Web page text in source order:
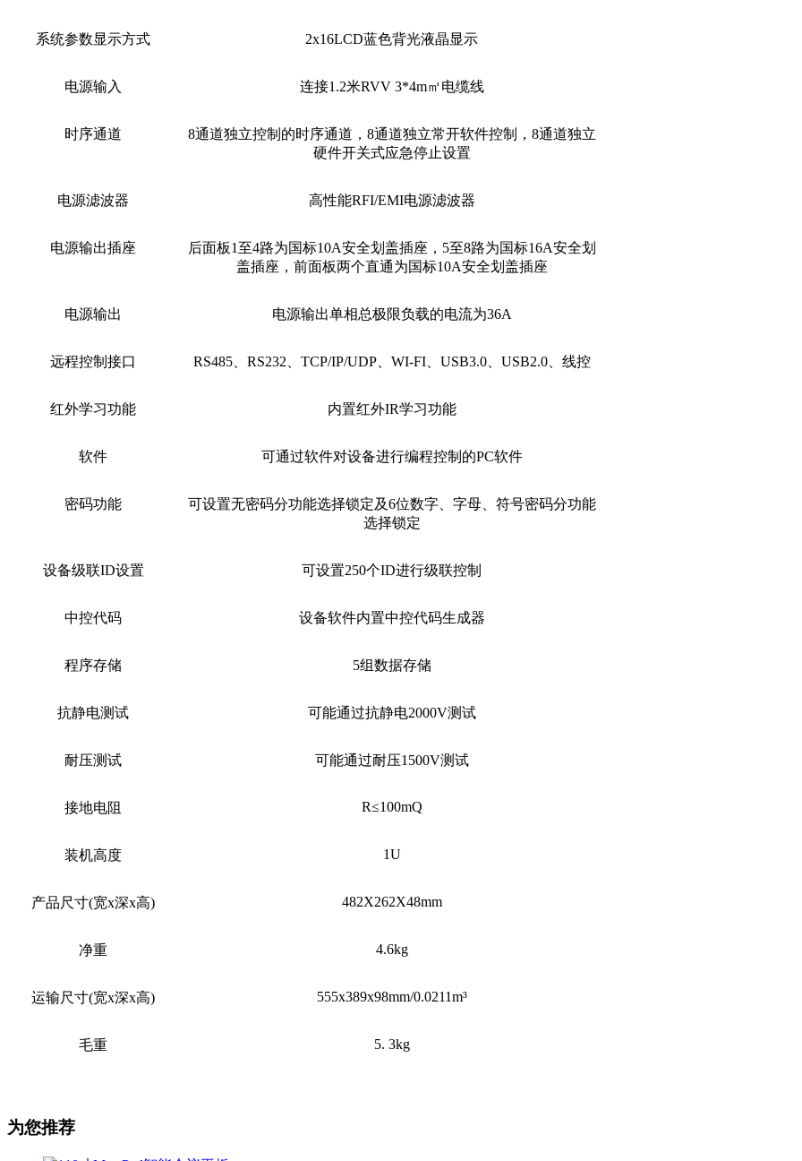
系统参数显示方式 2x16LCD蓝色背光液晶显示
电源输入 连接1.2米RVV 3*4m㎡电缆线
时序通道 8通道独立控制的时序通道，8通道独立常开软件控制， 8通道独立
硬件开关式应急停止设置
电源滤波器 高性能RFI/EMI电源滤波器
电源输出插座 后面板1至4路为国标10A安全划盖插座，5至8路为国标16A安全划
盖插座 ，前面板两个直通为国标10A安全划盖插座
电源输出 电源输出单相总极限负载的电流为36A
远程控制接口 RS485、RS232、TCP/IP/UDP、WI-FI、USB3.0、USB2.0、线控
红外学习功能 内置红外IR学习功能
软件 可通过软件对设备进行编程控制的PC软件
密码功能 可设置无密码分功能选择锁定及6位数字、字母、符号密码分功能
选择锁定
设备级联ID设置 可设置250个ID进行级联控制
中控代码 设备软件内置中控代码生成器
程序存储 5组数据存储
抗静电测试 可能通过抗静电2000V测试
耐压测试 可能通过耐压1500V测试
接地电阻 R≤100mQ
装机高度 1U
产品尺寸(宽x深x高) 482X262X48mm
净重 4.6kg
运输尺寸(宽x深x高) 555x389x98mm/0.0211m³
毛重 5. 3kg
为您推荐